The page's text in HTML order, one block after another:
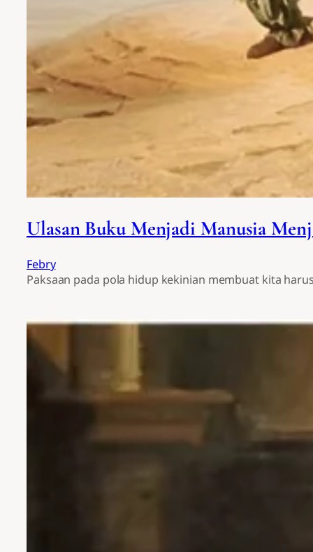
Ulasan Buku Menjadi Manusia
Febry
Paksaan pada pola hidup kekinian membuat kita